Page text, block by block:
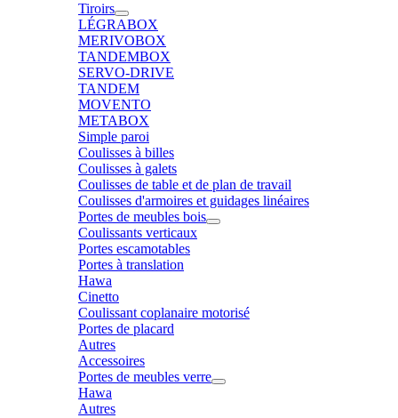
Tiroirs
LÉGRABOX
MERIVOBOX
TANDEMBOX
SERVO-DRIVE
TANDEM
MOVENTO
METABOX
Simple paroi
Coulisses à billes
Coulisses à galets
Coulisses de table et de plan de travail
Coulisses d'armoires et guidages linéaires
Portes de meubles bois
Coulissants verticaux
Portes escamotables
Portes à translation
Hawa
Cinetto
Coulissant coplanaire motorisé
Portes de placard
Autres
Accessoires
Portes de meubles verre
Hawa
Autres